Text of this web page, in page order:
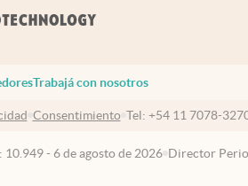
Trabajá con nosotros
Consentimiento Tel: +54 11 7078-
10.949 - 6 de agosto de 2026 Director